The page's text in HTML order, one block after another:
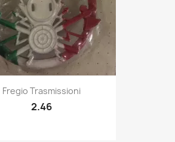
Quick view
Fregio Trasmissioni
2.46